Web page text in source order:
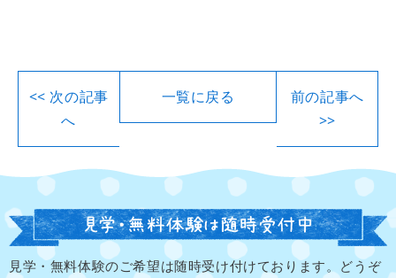
<< 次の記事
へ
一覧に戻る
前の記事へ
>>
見学・無料体験のご希望は随時受け付けております。どうぞ